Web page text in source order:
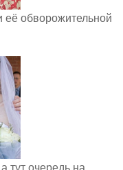
обворожительной